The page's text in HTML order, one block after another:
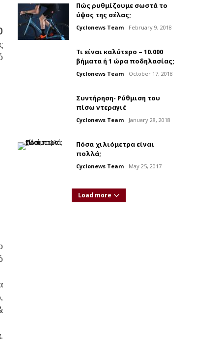
Πώς ρυθμίζουμε σωστά το
ύψος της σέλας;
Cyclonews Team February 9, 2018
Τι είναι καλύτερο – 10.000
βήματα ή 1 ώρα ποδηλασίας;
Cyclonews Team October 17, 2018
Συντήρηση- Ρύθμιση του
πίσω ντεραγιέ
Cyclonews Team January 28, 2018
Πόσα χιλιόμετρα είναι
πολλά;
Cyclonews Team May 25, 2017
Load more